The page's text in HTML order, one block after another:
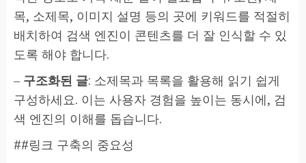
목, 소제목, 이미지 설명 등의 곳에 키워드를 적절히
배치하여 검색 엔진이 콘텐츠를 더 잘 인식할 수 있
도록 해야 합니다.
– 구조화된 글: 소제목과 목록을 활용해 읽기 쉽게
구성하세요. 이는 사용자 경험을 높이는 동시에, 검
색 엔진의 이해를 돕습니다.
##링크 구축의 중요성